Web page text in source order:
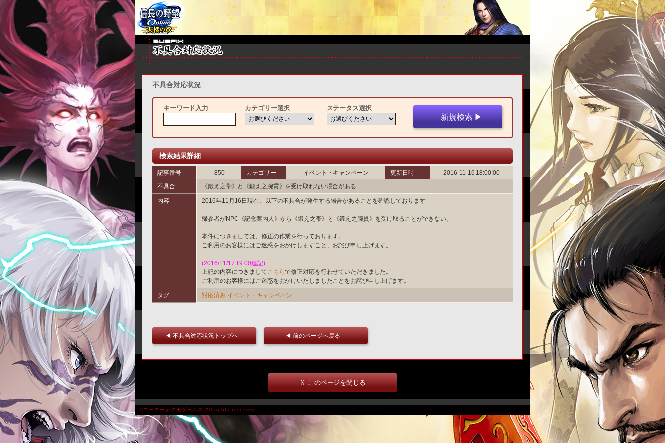
不具合対応状況
キーワード入力 カテゴリー選択 ステータス選択
検索結果詳細
記事番号 850 カテゴリー イベント・キャンペーン 更新日時
2016-11-16 18:00:00
不具合
《鍛え之帯》と《鍛え之腕貫》を受け取れない場合がある
内容 2016年11月16日現在、以下の不具合が発生する場合があることを確認しております
帰参者がNPC《記念案内人》から《鍛え之帯》と《鍛え之腕貫》を受け取ることができない。
本件につきましては、修正の作業を行っております。
ご利用のお客様にはご迷惑をおかけしますこと、お詫び申し上げます。
(2016/11/17 19:00追記)
上記の内容につきまして こちらで修正対応を行わせていただきました。
ご利用のお客様にはご迷惑をおかけいたしましたことをお詫び申し上げます。
タグ 対応済み イベント・キャンペーン
◀ 不具合対応状況トップへ ◀ 前のページへ戻る
Ｘ このページを閉じる